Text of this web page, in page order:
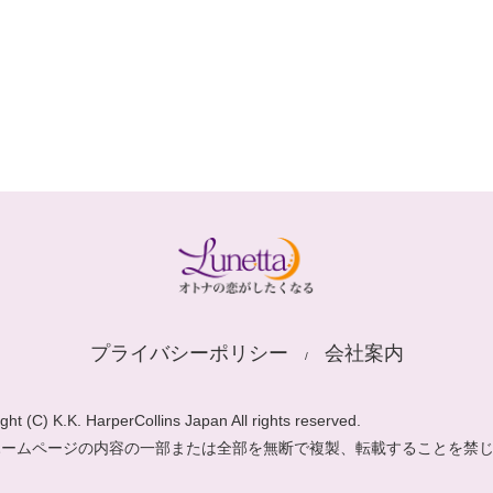
プライバシーポリシー 会社案内
(C) K.K. HarperCollins Japan All rights reserved.
ムページの内容の一部または全部を無断で複製、転載することを禁